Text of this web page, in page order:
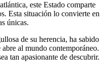
este Estado comparte
Esta situación lo convierte en
únicas.
de su herencia, ha sabido
abre al mundo contemporáneo.
tan apasionante de descubrir.